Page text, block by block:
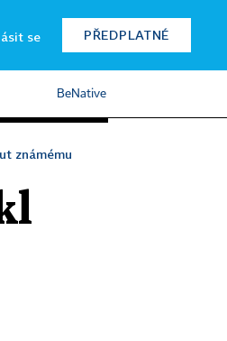
se PŘEDPLATNÉ
BeNative
známému